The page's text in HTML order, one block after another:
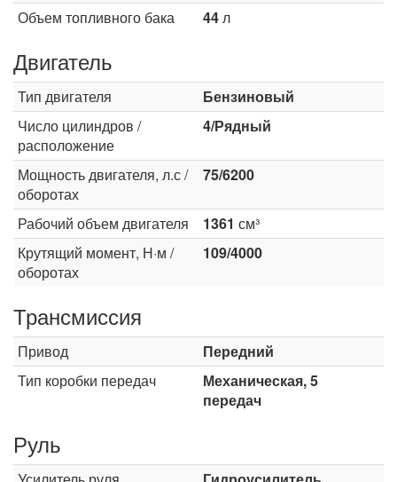
Объем топливного бака
44л
Двигатель
Тип двигателя
Бензиновый
Число цилиндров /
расположение
4/Рядный
Мощность двигателя, л.с /
оборотах
75/6200
Рабочий объем двигателя 1361 см³
Крутящий момент, Н·м /
оборотах
109/4000
Трансмиссия
Привод
Передний
Тип коробки передач
Механическая, 5
передач
Руль